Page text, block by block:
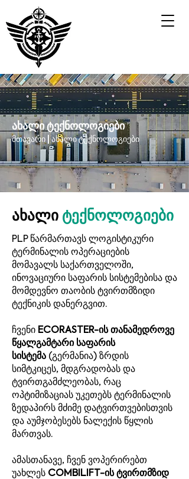
ახალი ტექნოლოგიები
მთავარი | ახალი ტექნოლოგიები
ახალი ტექნოლოგიები
PLP წარმართავს ლოგისტიკური
ტერმინალის ოპერაციების
მომავალს საქართველოში,
ინოვაციური საფარის სისტემებისა და
მომდევნო თაობის ტვირთმზიდი
ტექნიკის დანერგვით.
ჩვენი ECORASTER-ის თანამედროვე
წყალგამტარი საფარის
სისტემა (გერმანია) ზრდის
სიმტკიცეს, მდგრადობას და
ტვირთგამძლეობას, რაც
ოპტიმიზაციას უკეთებს ტერმინალის
ზედაპირს მძიმე დატვირთვებისთვის
და აუმჯობესებს ნალექის წყლის
მართვას.
ამასთანავე, ჩვენ ვოპერირებთ
უახლეს COMBILIFT-ის ტვირთმზიდ